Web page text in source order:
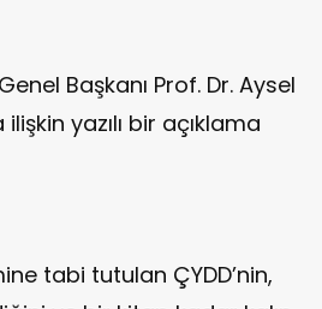
Başkanı Prof. Dr. Aysel
yazılı bir açıklama
tabi tutulan ÇYDD’nin,